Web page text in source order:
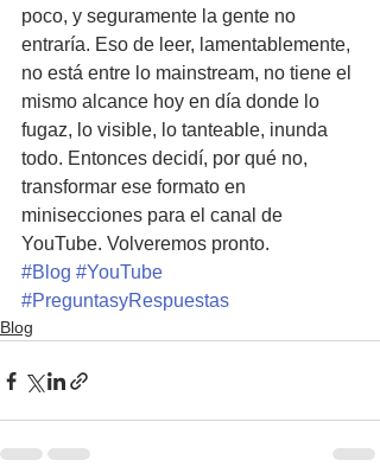
poco, y seguramente la gente no
entraría. Eso de leer, lamentablemente,
no está entre lo mainstream, no tiene el
mismo alcance hoy en día donde lo
fugaz, lo visible, lo tanteable, inunda
todo. Entonces decidí, por qué no,
transformar ese formato en
minisecciones para el canal de
YouTube. Volveremos pronto.
#Blog #YouTube
#PreguntasyRespuestas
Blog